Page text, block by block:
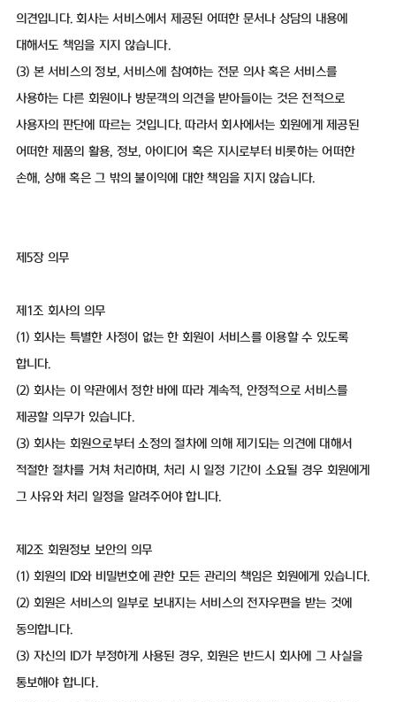
의견입니다. 회사는 서비스에서 제공된 어떠한 문서나 상담의 내용에
대해서도 책임을 지지 않습니다.
(3) 본 서비스의 정보, 서비스에 참여하는 전문 의사 혹은 서비스를
사용하는 다른 회원이나 방문객의 의견을 받아들이는 것은 전적으로
사용자의 판단에 따르는 것입니다. 따라서 회사에서는 회원에게 제공된
어떠한 제품의 활용, 정보, 아이디어 혹은 지시로부터 비롯하는 어떠한
손해, 상해 혹은 그 밖의 불이익에 대한 책임을 지지 않습니다.
제5장 의무
제1조 회사의 의무
(1) 회사는 특별한 사정이 없는 한 회원이 서비스를 이용할 수 있도록
합니다.
(2) 회사는 이 약관에서 정한 바에 따라 계속적, 안정적으로 서비스를
제공할 의무가 있습니다.
(3) 회사는 회원으로부터 소정의 절차에 의해 제기되는 의견에 대해서
적절한 절차를 거쳐 처리하며, 처리 시 일정 기간이 소요될 경우 회원에게
그 사유와 처리 일정을 알려주어야 합니다.
제2조 회원정보 보안의 의무
(1) 회원의 ID와 비밀번호에 관한 모든 관리의 책임은 회원에게 있습니다.
(2) 회원은 서비스의 일부로 보내지는 서비스의 전자우편을 받는 것에
동의합니다.
(3) 자신의 ID가 부정하게 사용된 경우, 회원은 반드시 회사에 그 사실을
통보해야 합니다.